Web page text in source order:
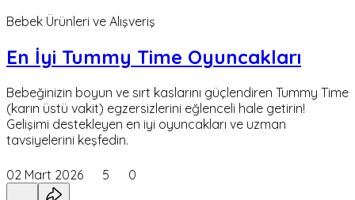
Bebek Ürünleri ve Alışveriş
En İyi Tummy Time Oyuncakları
Bebeğinizin boyun ve sırt kaslarını güçlendiren Tummy Time
(karın üstü vakit) egzersizlerini eğlenceli hale getirin!
Gelişimi destekleyen en iyi oyuncakları ve uzman
tavsiyelerini keşfedin.
02 Mart 2026 5 0